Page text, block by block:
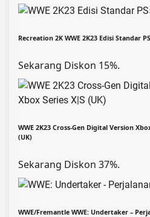
Recreation 2K WWE 2K23 Edisi Standar
Sekarang Diskon 15%.
WWE 2K23 Cross-Gen Digital Version
(UK)
Sekarang Diskon 37%.
WWE/Fremantle WWE: Undertaker –